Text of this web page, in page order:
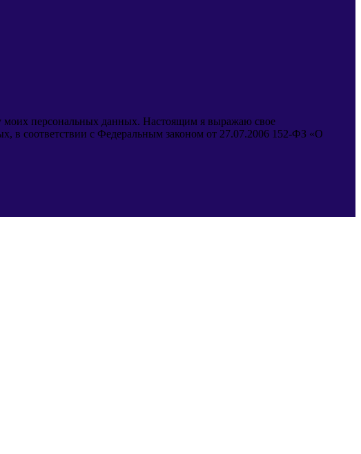
моих персональных данных. Настоящим я выражаю свое
в соответствии с Федеральным законом от 27.07.2006 152-ФЗ «О